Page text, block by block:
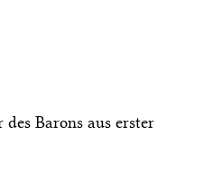
Barons aus erster